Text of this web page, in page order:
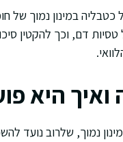
במינון נמוך של
דם, וכך להקטין
ואיך היא
נמוך, שלרוב נועד